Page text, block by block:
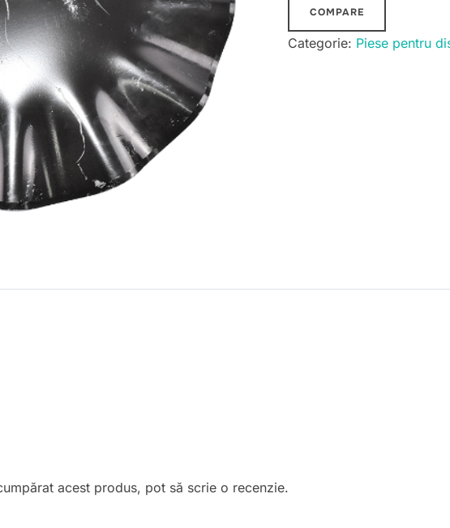
COMPARE
Categorie: Piese pentru
acest produs, pot să scrie o recenzie.